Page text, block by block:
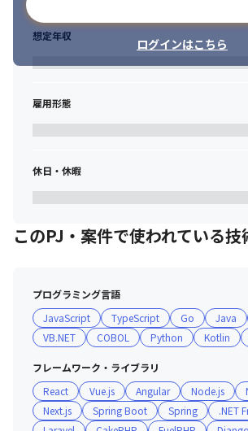
＜メッセージ＞
“自らとエンジニアがウズウズ働ける世の中を
エンジニアの仕事は「世の中の問題を技術力
す。
働き方やキャリアに多くの「問題」を抱えてい
彼らが安心して働けるよう、そのキャリアを
そしてこの取り組みを業界全体に広げ、自社
それが私たちESESです。
私たちESESは『SES業界を良い(E)SESに変
です。
制度により給与に納得感がない」「キャリア
いった課題が多くあります。
これらの課題を解消するために、働いている
きる報酬／配属制度（エンジニアファースト
ジニアが自由なキャリア選択ができる＆納得
れる”SES事業を展開しています。
「将来はこうなって欲しい」と、エンジニア
ログインはこちら
想定年収
雇用形態
休日・休暇
このPJ・案件で使われている技
プログラミング言語
JavaScript
TypeScript Go Java
VB.NET
COBOL Python Kotlin
フレームワーク・ライブラリ
React
Vue.js Angular Node.js
Next.js
Spring Boot Spring
.NET